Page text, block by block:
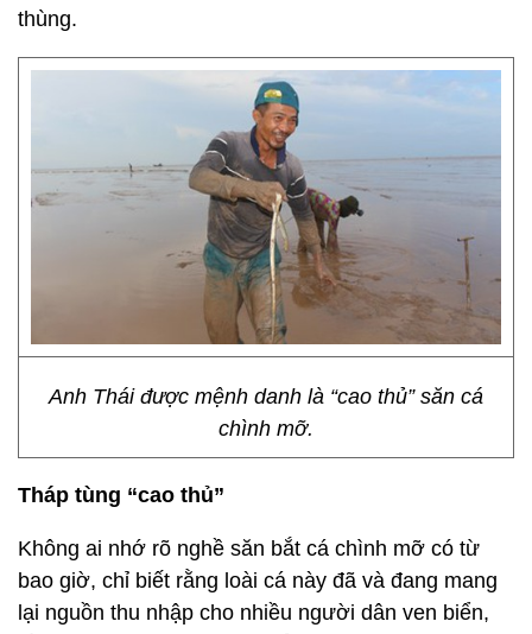
thùng.
Anh Thái được mệnh danh là “cao thủ” săn cá
chình mỡ.
Tháp tùng “cao thủ”
Không ai nhớ rõ nghề săn bắt cá chình mỡ có từ
bao giờ, chỉ biết rằng loài cá này đã và đang mang
lại nguồn thu nhập cho nhiều người dân ven biển,